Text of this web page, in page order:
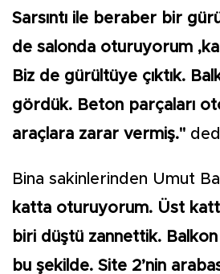
Sarsıntı ile beraber bir
de salonda oturuyorum
Biz de gürültüye çıktık.
gördük. Beton parçaları
araçlara zarar vermiş."
Bina sakinlerinden Umut
katta oturuyorum. Üst
biri düştü zannettik. Balkon
bu şekilde. Site 2’nin